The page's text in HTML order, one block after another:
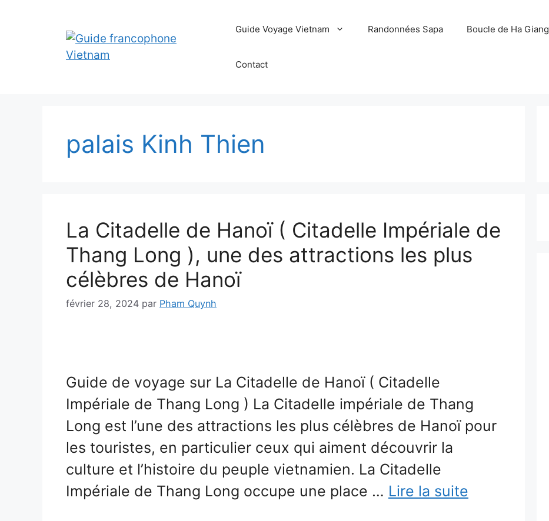
Guide Voyage Vietnam Randonnées Sapa Boucle de Ha Giang
Contact
palais Kinh Thien
La Citadelle de Hanoï ( Citadelle Impériale de
Thang Long ), une des attractions les plus
célèbres de Hanoï
février 28, 2024 par Pham Quynh
Guide de voyage sur La Citadelle de Hanoï ( Citadelle
Impériale de Thang Long ) La Citadelle impériale de Thang
Long est l’une des attractions les plus célèbres de Hanoï pour
les touristes, en particulier ceux qui aiment découvrir la
culture et l’histoire du peuple vietnamien. La Citadelle
Impériale de Thang Long occupe une place … Lire la suite